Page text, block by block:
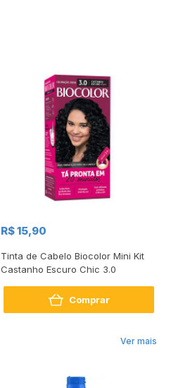
R$ 15,90
Tinta de Cabelo Biocolor Mini Kit
Castanho Escuro Chic 3.0
Comprar
Ver mais